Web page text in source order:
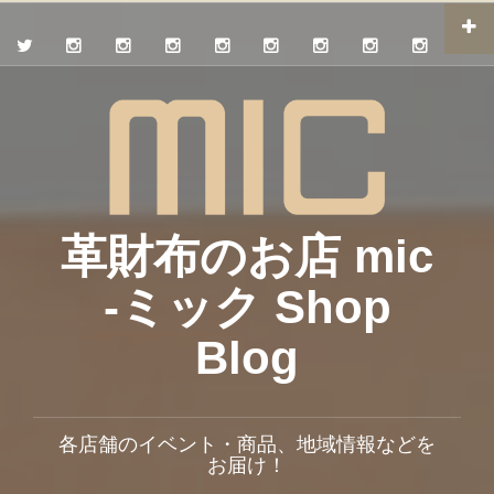
革財布のお店 mic
-ミック Shop
Blog
各店舗のイベント・商品、地域情報などを
お届け！